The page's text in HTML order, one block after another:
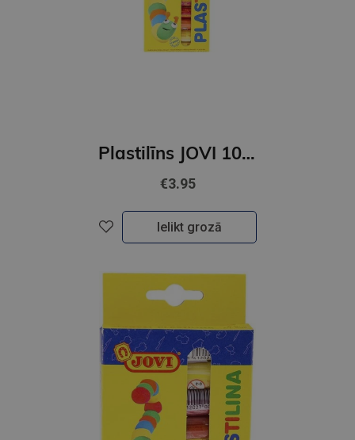
Plastilīns JOVI 10 krāsu
€3.95
Ielikt grozā